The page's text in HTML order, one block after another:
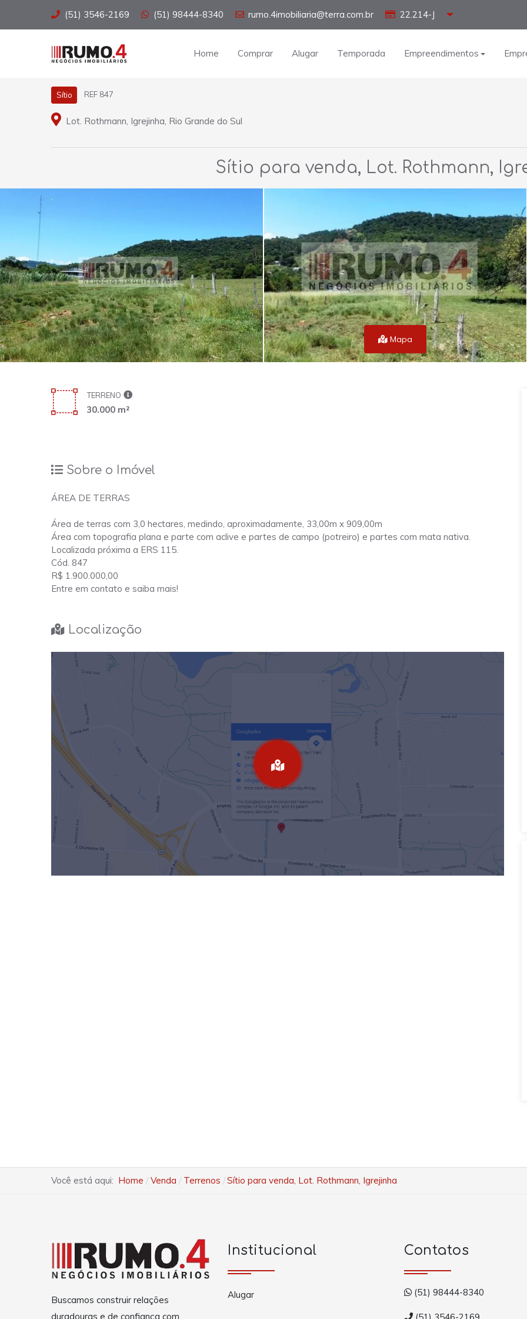
(51) 3546-2169 (51) 98444-8340 rumo.4imobiliaria@terra.com.br 22.214-J
Home Comprar Alugar Temporada Empreendimentos
Sítio REF 847
Lot. Rothmann, Igrejinha, Rio Grande do Sul
Sítio para venda, Lot. Rothmann,
Mapa
TERRENO
30.000 m²
Sobre o Imóvel
ÁREA DE TERRAS
Área de terras com 3,0 hectares, medindo, aproximadamente, 33,00m x 909,00m
Área com topografia plana e parte com aclive e partes de campo (potreiro) e partes com mata nativa.
Localizada próxima a ERS 115.
Cód. 847
R$ 1.900.000,00
Entre em contato e saiba mais!
Localização
Você está aqui: Home Venda Terrenos Sítio para venda, Lot. Rothmann, Igrejinha
Buscamos construir relações
duradouras e de confiança com
Institucional
Alugar
Contatos
(51) 98444-8340